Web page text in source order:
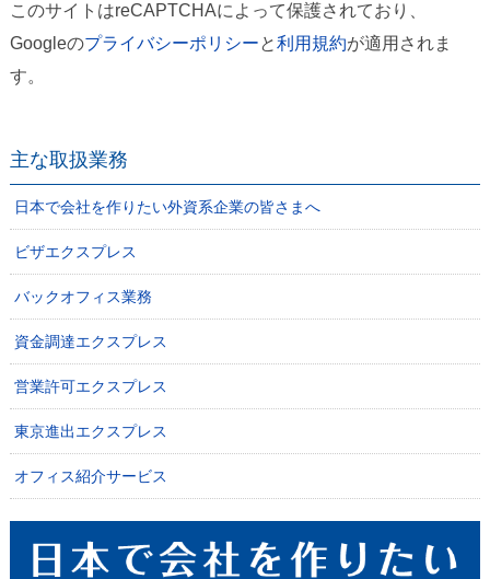
このサイトはreCAPTCHAによって保護されており、
Googleのプライバシーポリシーと利用規約が適用されま
す。
主な取扱業務
日本で会社を作りたい外資系企業の皆さまへ
ビザエクスプレス
バックオフィス業務
資金調達エクスプレス
営業許可エクスプレス
東京進出エクスプレス
オフィス紹介サービス